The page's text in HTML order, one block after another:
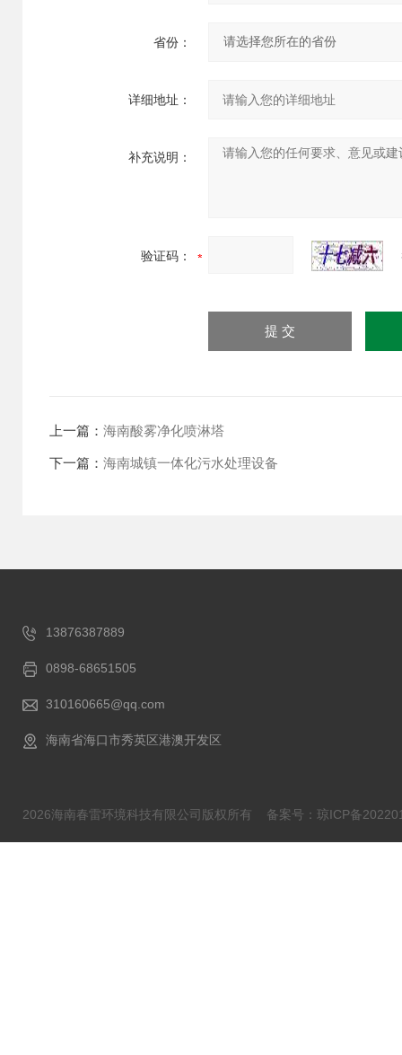
省份：
详细地址：
补充说明：
验证码：
上一篇： 海南酸雾净化喷淋塔
下一篇： 海南城镇一体化污水处理设备
13876387889
0898-68651505
310160665@qq.com
海南省海口市秀英区港澳开发区
2026海南春雷环境科技有限公司版权所有 备案号：琼ICP备